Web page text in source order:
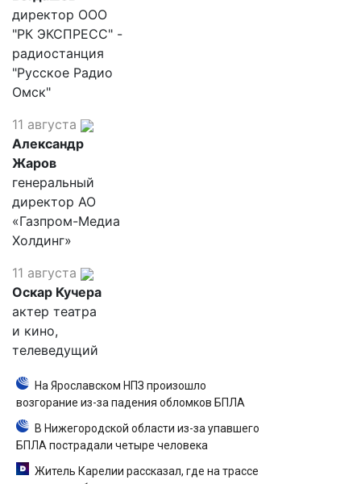
директор ООО
"РК ЭКСПРЕСС" -
радиостанция
"Русское Радио
Омск"
11 августа
Александр
Жаров
генеральный
директор АО
«Газпром-Медиа
Холдинг»
11 августа
Оскар Кучера
актер театра
и кино,
телеведущий
На Ярославском НПЗ произошло
возгорание из-за падения обломков БПЛА
В Нижегородской области из-за упавшего
БПЛА пострадали четыре человека
Житель Карелии рассказал, где на трассе